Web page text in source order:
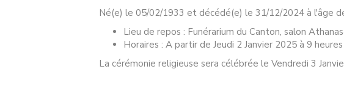
Né(e) le 05/02/1933 et décédé(e) le 31/12/2024 à l'âge
Lieu de repos : Funérarium du Canton, salon
Horaires : A partir de Jeudi 2 Janvier 2025 à 9 heures
La cérémonie religieuse sera célébrée le Vendredi 3